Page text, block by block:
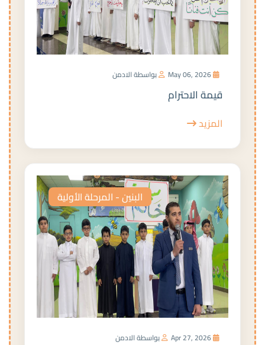
بواسطة الادمن
قيمة الاحترام
المزيد
البنين - المرحلة الأولية
بواسطة الادمن